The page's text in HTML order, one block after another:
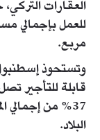
مربع.
37% من إجمالي
البلاد.